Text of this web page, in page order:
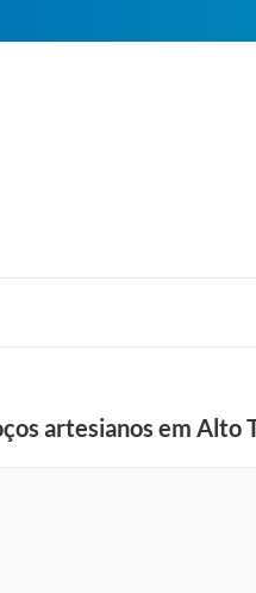
artesianos em Alto